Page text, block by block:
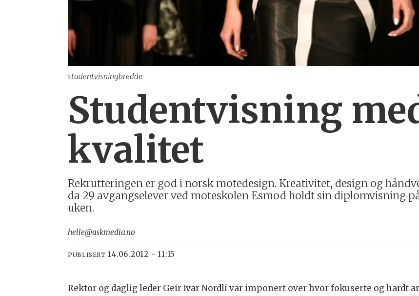
studentvisningbredde
Studentvisning
kvalitet
Rekrutteringen er god i norsk motedesign. Kreativitet, design og
da 29 avgangselever ved moteskolen Esmod holdt sin diplomvisning
uken.
helle@askmedia.no
PUBLISERT 14.06.2012 - 11:15
Rektor og daglig leder Geir Ivar Nordli var imponert over hvor fokuserte og hardt